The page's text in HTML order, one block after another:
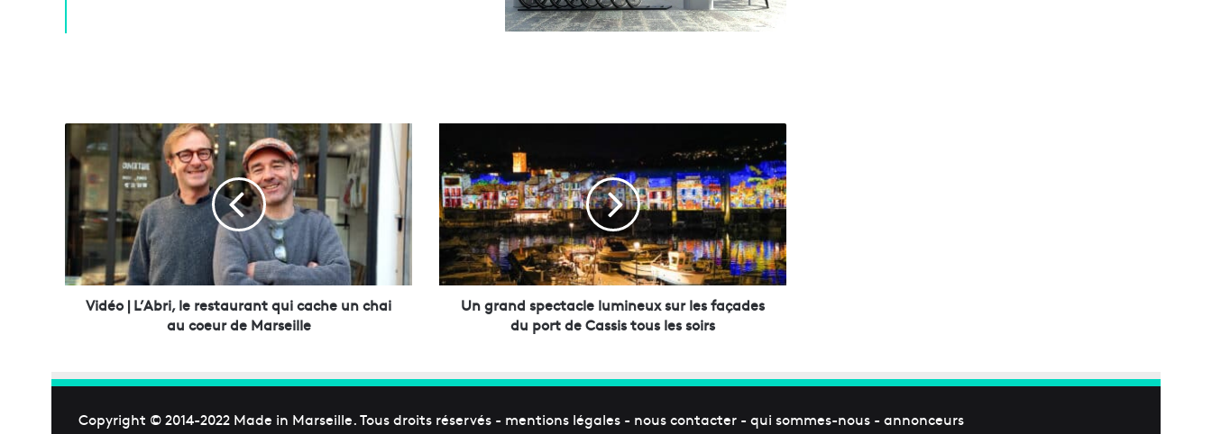
d
é
o
L
’
A
l
Vidéo | L’Abri, le restaurant qui cache un chai
au coeur de Marseille
g
r
a
n
d
p
c
e
Un grand spectacle lumineux sur les façades
du port de Cassis tous les soirs
Copyright © 2014-2022 Made in Marseille. Tous droits réservés - mentions légales - nous contacter - qui sommes-nous - annonceurs